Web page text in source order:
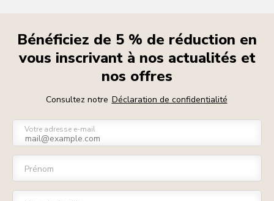
Bénéficiez de 5 % de réduction en
vous inscrivant à nos actualités et
nos offres
Consultez notre Déclaration de confidentialité
Votre adresse e-mail
Prénom